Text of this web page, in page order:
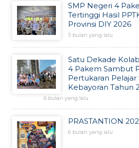
SMP Negeri 4
Tertinggi Hasil
Provinsi DIY 2026
5 bulan yang lalu
Satu Dekade
4 Pakem Sambut
Pertukaran Pelajar
Kebayoran Tahun
6 bulan yang lalu
PRASTANTION
6 bulan yang lalu